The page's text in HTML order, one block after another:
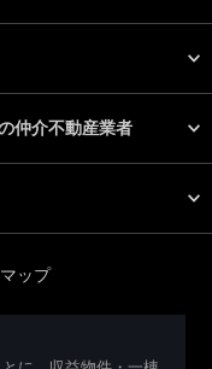
仲介不動産業者
ップ